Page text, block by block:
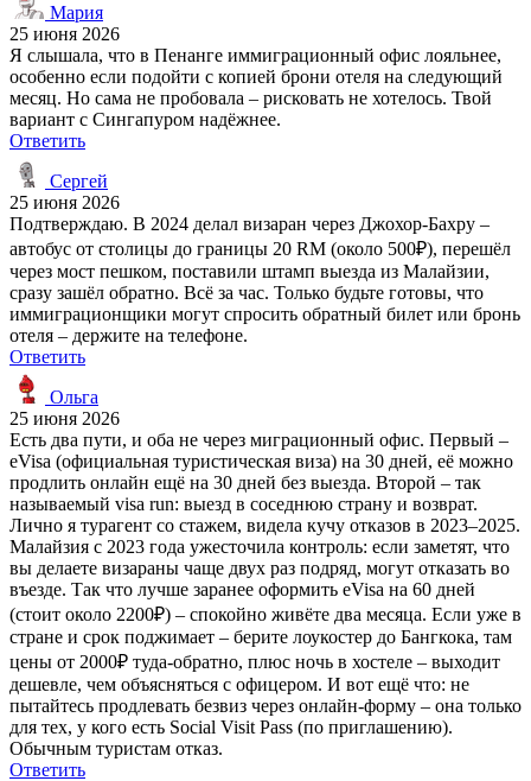
Мария
25 июня 2026
Я слышала, что в Пенанге иммиграционный офис лояльнее,
особенно если подойти с копией брони отеля на следующий
месяц. Но сама не пробовала – рисковать не хотелось. Твой
вариант с Сингапуром надёжнее.
Ответить
Сергей
25 июня 2026
Подтверждаю. В 2024 делал визаран через Джохор-Бахру –
автобус от столицы до границы 20 RM (около 500₽), перешёл
через мост пешком, поставили штамп выезда из Малайзии,
сразу зашёл обратно. Всё за час. Только будьте готовы, что
иммиграционщики могут спросить обратный билет или бронь
отеля – держите на телефоне.
Ответить
Ольга
25 июня 2026
Есть два пути, и оба не через миграционный офис. Первый –
eVisa (официальная туристическая виза) на 30 дней, её можно
продлить онлайн ещё на 30 дней без выезда. Второй – так
называемый visa run: выезд в соседнюю страну и возврат.
Лично я турагент со стажем, видела кучу отказов в 2023–2025.
Малайзия с 2023 года ужесточила контроль: если заметят, что
вы делаете визараны чаще двух раз подряд, могут отказать во
въезде. Так что лучше заранее оформить eVisa на 60 дней
(стоит около 2200₽) – спокойно живёте два месяца. Если уже в
стране и срок поджимает – берите лоукостер до Бангкока, там
цены от 2000₽ туда-обратно, плюс ночь в хостеле – выходит
дешевле, чем объясняться с офицером. И вот ещё что: не
пытайтесь продлевать безвиз через онлайн-форму – она только
для тех, у кого есть Social Visit Pass (по приглашению).
Обычным туристам отказ.
Ответить